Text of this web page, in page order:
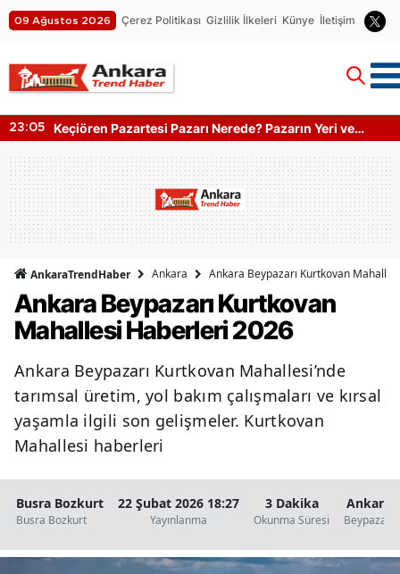
09 Ağustos 2026 Çerez Politikası Gizlilik İlkeleri Künye İletişim
23:05
Keçiören Pazartesi Pazarı Nerede? Pazarın Yeri ve
AnkaraTrendHaber Ankara Ankara Beypazarı Kurtkovan
Ankara Beypazarı Kurtkovan
Mahallesi Haberleri 2026
Ankara Beypazarı Kurtkovan Mahallesi’nde
tarımsal üretim, yol bakım çalışmaları ve kırsal
yaşamla ilgili son gelişmeler. Kurtkovan
Mahallesi haberleri
Busra Bozkurt
Busra Bozkurt
22 Şubat 2026 18:27
Yayınlanma
3 Dakika
Okunma Süresi
Ankara
Beypazarı